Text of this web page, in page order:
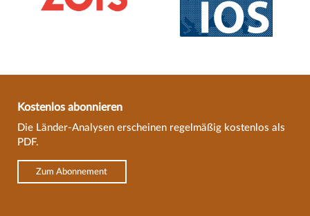
Kostenlos abonnieren
Die Länder-Analysen erscheinen regelmäßig kostenlos als
PDF.
Zum Abonnement